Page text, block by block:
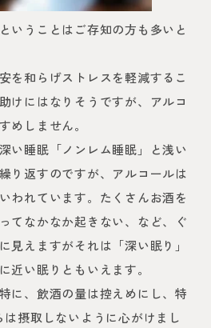
ということはご存知の方も多いと
を和らげストレスを軽減するこ
けにはなりそうですが、アルコ
めしません。
い睡眠「ノンレム睡眠」と浅い
り返すのですが、アルコールは
われています。たくさんお酒を
てなかなか起きない、など、ぐ
見えますがそれは「深い眠り」
近い眠りともいえます。
に、飲酒の量は控えめにし、特
摂取しないように心がけまし